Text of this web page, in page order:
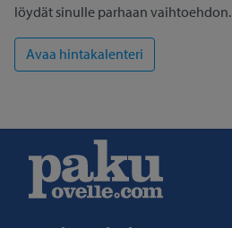
löydät sinulle parhaan vaihtoehdon.